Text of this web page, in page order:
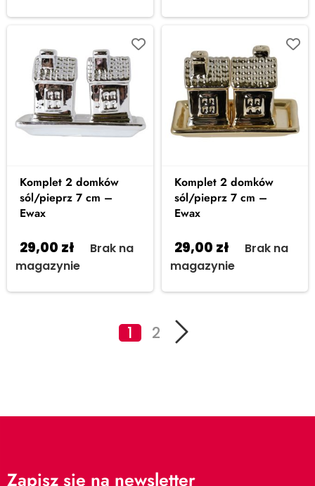
Komplet 2 domków
sól/pieprz 7 cm –
Ewax
29,00 zł
Brak na
magazynie
Komplet 2 domków
sól/pieprz 7 cm –
Ewax
29,00 zł
Brak na
magazynie
1 2
Zapisz się na newsletter